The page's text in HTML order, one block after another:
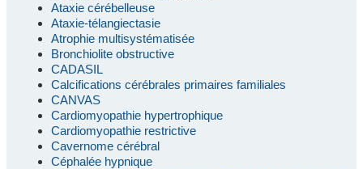
Ataxie cérébelleuse
Ataxie-télangiectasie
Atrophie multisystématisée
Bronchiolite obstructive
CADASIL
Calcifications cérébrales primaires familiales
CANVAS
Cardiomyopathie hypertrophique
Cardiomyopathie restrictive
Cavernome cérébral
Céphalée hypnique